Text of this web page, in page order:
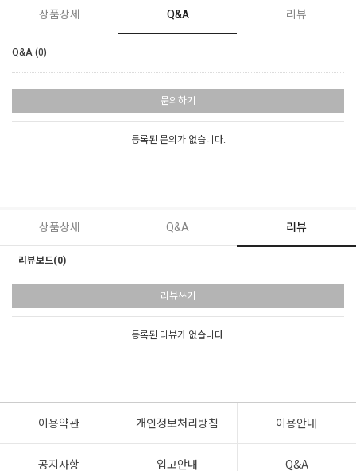
상품상세 Q&A 리뷰
Q&A (0)
문의하기
등록된 문의가 없습니다.
상품상세 Q&A 리뷰
리뷰보드(0)
리뷰쓰기
등록된 리뷰가 없습니다.
이용약관 개인정보처리방침 이용안내
공지사항 입고안내 Q&A